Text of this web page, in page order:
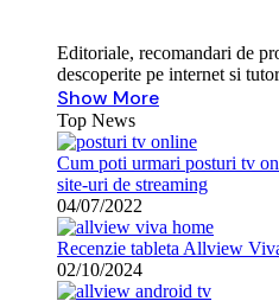
Editoriale, recomandari de
descoperite pe internet si
Show More
Top News
Cum poti urmari posturi tv
site-uri de streaming
04/07/2022
Recenzie tableta Allview
02/10/2024